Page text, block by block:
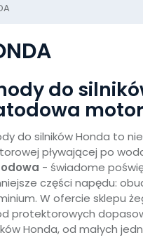
do
do silników Honda to
pływającej po
- świadome
części napędu:
W ofercie sklepu
protektorowych
Honda, od małych